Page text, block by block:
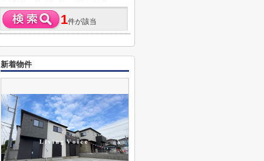
1件が該当
新着物件